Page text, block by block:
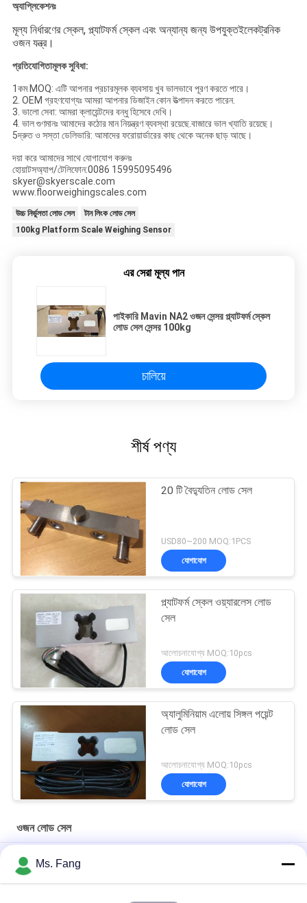
অ্যাপ্লিকেশনঃ
মূল্য নির্ধারণের স্কেল, প্ল্যাটফর্ম স্কেল এবং অন্যান্য জন্য উপযুক্তইলেকট্রনিক
ওজন যন্ত্র।
প্রতিযোগিতামূলক সুবিধা:
1কম MOQ: এটি আপনার প্রচারমূলক ব্যবসায় খুব ভালভাবে পূরণ করতে পারে।
2. OEM গ্রহণযোগ্যঃ আমরা আপনার ডিজাইন কোন উত্পাদন করতে পারেন.
3. ভালো সেবা: আমরা ক্লায়েন্টদের বন্ধু হিসেবে দেখি।
4. ভাল গুণমানঃ আমাদের কঠোর মান নিয়ন্ত্রণ ব্যবস্থা রয়েছে.বাজারে ভাল খ্যাতি রয়েছে।
5দ্রুত ও সস্তা ডেলিভারি: আমাদের ফরোয়ার্ডারের কাছ থেকে অনেক ছাড় আছে।
দয়া করে আমাদের সাথে যোগাযোগ করুনঃ
হোয়াটসঅ্যাপ/টেলিফোন:0086 15995095496
skyer@skyerscale.com
www.floorweighingscales.com
উচ্চ নির্ভুলতা লোড সেল
টান লিংক লোড সেল
100kg Platform Scale Weighing Sensor
এর সেরা মূল্য পান
পাইকারি Mavin NA2 ওজন সেন্সর প্ল্যাটফর্ম স্কেল
লোড সেল সেন্সর 100kg
চালিয়ে
শীর্ষ পণ্য
20 টি বৈদ্যুতিন লোড সেল
USD80~200 MOQ:1PCS
যোগাযোগ
প্ল্যাটফর্ম স্কেল ওয়্যারলেস লোড
সেল
আলোচনাযোগ্য MOQ:10pcs
যোগাযোগ
অ্যালুমিনিয়াম এলোয় সিঙ্গল পয়েন্ট
লোড সেল
আলোচনাযোগ্য MOQ:10pcs
যোগাযোগ
ওজন লোড সেল
আসল আসল তাইওয়ান MAVIN ওজন সেন্সর NA3 100kg বেঞ্চ ওজন স্কেল লোড সেল
NA3 500 কেজি ডিজিটাল ফোর্স সেন্সর ও লোড সেল
Ms. Fang